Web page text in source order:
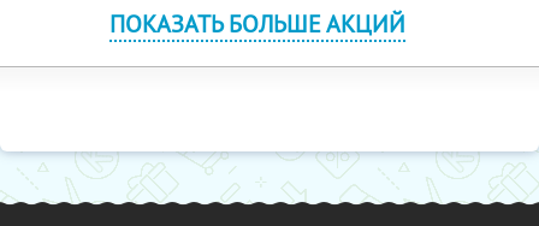
ПОКАЗАТЬ БОЛЬШЕ АКЦИЙ